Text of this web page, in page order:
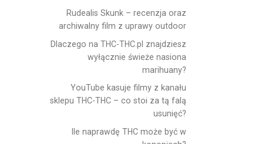
Rudealis Skunk – recenzja oraz
archiwalny film z uprawy outdoor
Dlaczego na THC-THC.pl znajdziesz
wyłącznie świeże nasiona
marihuany?
YouTube kasuje filmy z kanału
sklepu THC-THC – co stoi za tą falą
usunięć?
Ile naprawdę THC może być w